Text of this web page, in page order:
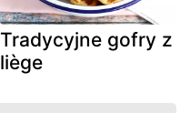
Tradycyjne gofry z
liège